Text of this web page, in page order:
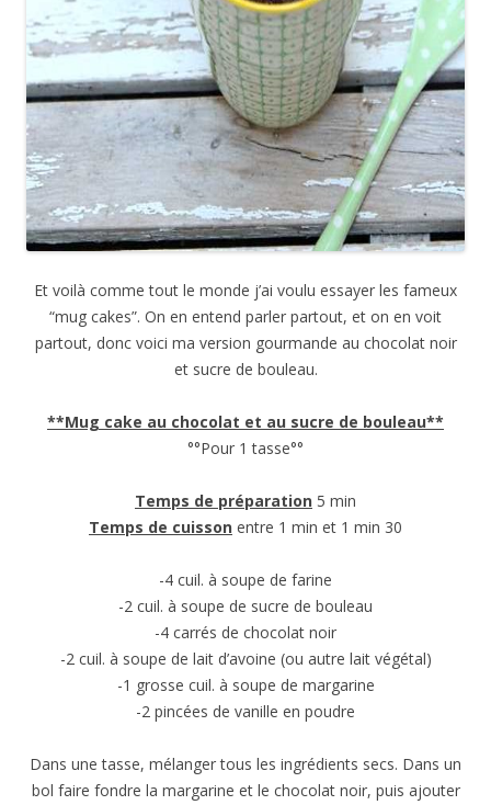
Et voilà comme tout le monde j’ai voulu essayer les fameux
“mug cakes”. On en entend parler partout, et on en voit
partout, donc voici ma version gourmande au chocolat noir
et sucre de bouleau.
**Mug cake au chocolat et au sucre de bouleau**
°°Pour 1 tasse°°
Temps de préparation 5 min
Temps de cuisson entre 1 min et 1 min 30
-4 cuil. à soupe de farine
-2 cuil. à soupe de sucre de bouleau
-4 carrés de chocolat noir
-2 cuil. à soupe de lait d’avoine (ou autre lait végétal)
-1 grosse cuil. à soupe de margarine
-2 pincées de vanille en poudre
Dans une tasse, mélanger tous les ingrédients secs. Dans un
bol faire fondre la margarine et le chocolat noir, puis ajouter